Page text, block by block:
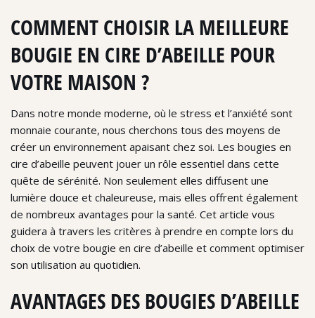
COMMENT CHOISIR LA MEILLEURE
BOUGIE EN CIRE D’ABEILLE POUR
VOTRE MAISON ?
Dans notre monde moderne, où le stress et l’anxiété sont
monnaie courante, nous cherchons tous des moyens de
créer un environnement apaisant chez soi. Les bougies en
cire d’abeille peuvent jouer un rôle essentiel dans cette
quête de sérénité. Non seulement elles diffusent une
lumière douce et chaleureuse, mais elles offrent également
de nombreux avantages pour la santé. Cet article vous
guidera à travers les critères à prendre en compte lors du
choix de votre bougie en cire d’abeille et comment optimiser
son utilisation au quotidien.
AVANTAGES DES BOUGIES D’ABEILLE